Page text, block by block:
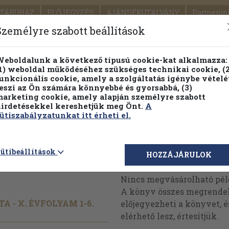
ELŐJEGYZÉS AJÁNDÉKUTALVÁNY
SEGÍTSÉG
PILLANATNYI ÁRAINK FENNTARTHATÓ
Részletes kereső Témaköri fa
- X. ÉVFOLYAM 1-6.
Megvásárolható
Nincs megvásárolható
A könyv összes
előjegyezheti a könyvet,
elérhető lesz, értesítjük.
szabott beállítások
a következő típusú cookie-kat alkalmazza:
weboldal működéséhez szükséges technikai cookie,
cookie, amely a szolgáltatás igénybe
az Ön számára könnyebbé és gyorsabbá, (3)
cookie, amely alapján személyre szabott
kereshetjük meg Önt. A
itt érheti el.
HOZZÁJÁRULOK